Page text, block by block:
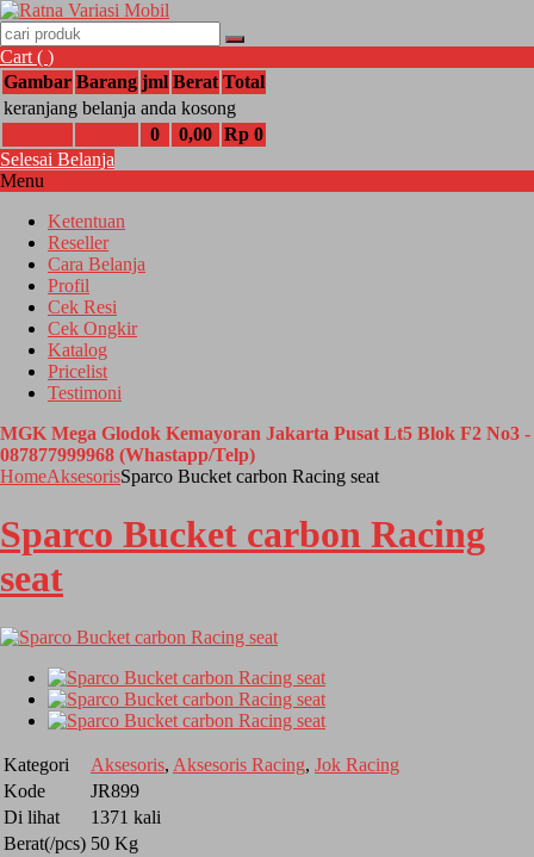
Cart ( )
Gambar Barang jml Berat Total
keranjang belanja anda kosong
0
0,00 Rp 0
Selesai Belanja
Menu
Ketentuan
Reseller
Cara Belanja
Profil
Cek Resi
Cek Ongkir
Katalog
Pricelist
Testimoni
MGK Mega Glodok Kemayoran Jakarta Pusat Lt5 Blok F2 No3 -
087877999968 (Whastapp/Telp)
HomeAksesorisSparco Bucket carbon Racing seat
Sparco Bucket carbon Racing
seat
Kategori Aksesoris, Aksesoris Racing, Jok Racing
Kode
JR899
Di lihat
1371 kali
Berat(/pcs) 50 Kg